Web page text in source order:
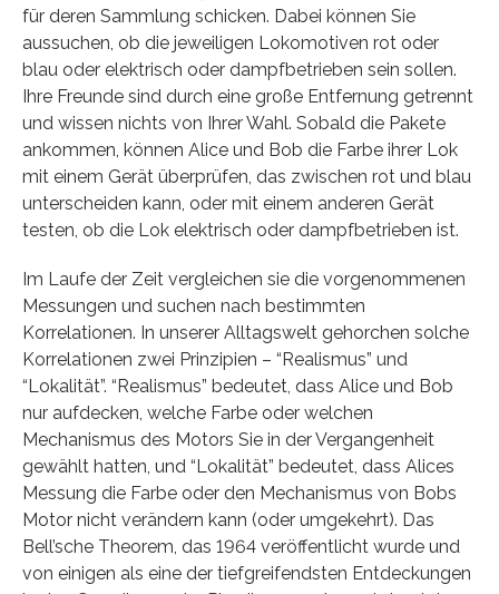
für deren Sammlung schicken. Dabei können Sie
aussuchen, ob die jeweiligen Lokomotiven rot oder
blau oder elektrisch oder dampfbetrieben sein sollen.
Ihre Freunde sind durch eine große Entfernung getrennt
und wissen nichts von Ihrer Wahl. Sobald die Pakete
ankommen, können Alice und Bob die Farbe ihrer Lok
mit einem Gerät überprüfen, das zwischen rot und blau
unterscheiden kann, oder mit einem anderen Gerät
testen, ob die Lok elektrisch oder dampfbetrieben ist.
Im Laufe der Zeit vergleichen sie die vorgenommenen
Messungen und suchen nach bestimmten
Korrelationen. In unserer Alltagswelt gehorchen solche
Korrelationen zwei Prinzipien – “Realismus” und
“Lokalität”. “Realismus” bedeutet, dass Alice und Bob
nur aufdecken, welche Farbe oder welchen
Mechanismus des Motors Sie in der Vergangenheit
gewählt hatten, und “Lokalität” bedeutet, dass Alices
Messung die Farbe oder den Mechanismus von Bobs
Motor nicht verändern kann (oder umgekehrt). Das
Bell’sche Theorem, das 1964 veröffentlicht wurde und
von einigen als eine der tiefgreifendsten Entdeckungen